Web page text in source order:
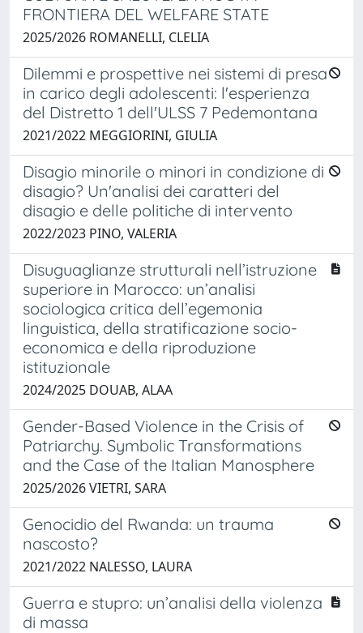
FRONTIERA DEL WELFARE STATE
2025/2026 ROMANELLI, CLELIA
Dilemmi e prospettive nei sistemi di presa
in carico degli adolescenti: l'esperienza
del Distretto 1 dell'ULSS 7 Pedemontana
2021/2022 MEGGIORINI, GIULIA
Disagio minorile o minori in condizione di
disagio? Un'analisi dei caratteri del
disagio e delle politiche di intervento
2022/2023 PINO, VALERIA
Disuguaglianze strutturali nell’istruzione
superiore in Marocco: un’analisi
sociologica critica dell’egemonia
linguistica, della stratificazione socio-
economica e della riproduzione
istituzionale
2024/2025 DOUAB, ALAA
Gender-Based Violence in the Crisis of
Patriarchy. Symbolic Transformations
and the Case of the Italian Manosphere
2025/2026 VIETRI, SARA
Genocidio del Rwanda: un trauma
nascosto?
2021/2022 NALESSO, LAURA
Guerra e stupro: un’analisi della violenza
di massa